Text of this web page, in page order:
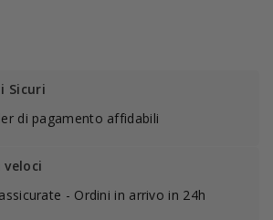
Sicuri
di pagamento affidabili
veloci
- Ordini in arrivo in 24h